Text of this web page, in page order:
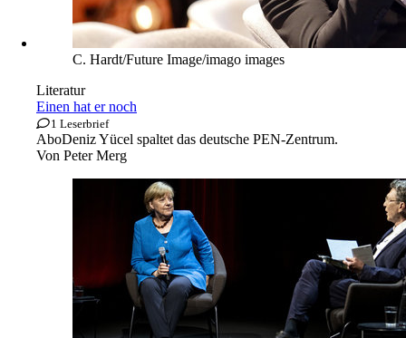
C. Hardt/Future Image/imago images
Literatur
Einen hat er noch
1 Leserbrief
AboDeniz Yücel spaltet das deutsche PEN-Zentrum.
Von Peter Merg